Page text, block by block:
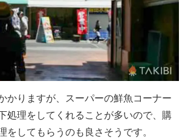
かりますが、スーパーの鮮魚コーナー
処理をしてくれることが多いので、購
をしてもらうのも良さそうです。